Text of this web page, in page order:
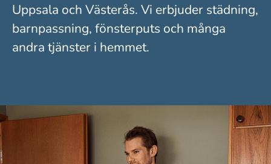
Uppsala och Västerås. Vi erbjuder städning,
barnpassning, fönsterputs och många
andra tjänster i hemmet.